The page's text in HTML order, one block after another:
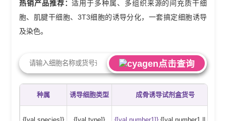
热销产品推荐：适用于多种属、多组织来源的间充质干细
胞、肌腱干细胞、3T3细胞的诱导分化，一套搞定细胞诱导
及染色。
点击查询
种属 诱导细胞类型 成骨诱导试剂盒货号